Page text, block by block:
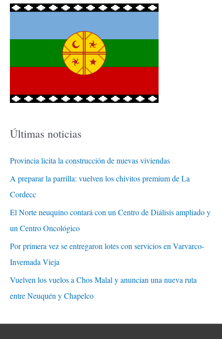
Últimas noticias
Provincia licita la construcción de nuevas viviendas
A preparar la parrilla: vuelven los chivitos premium de La
Cordecc
El Norte neuquino contará con un Centro de Diálisis ampliado y
un Centro Oncológico
Por primera vez se entregaron lotes con servicios en Varvarco-
Invernada Vieja
Vuelven los vuelos a Chos Malal y anuncian una nueva ruta
entre Neuquén y Chapelco